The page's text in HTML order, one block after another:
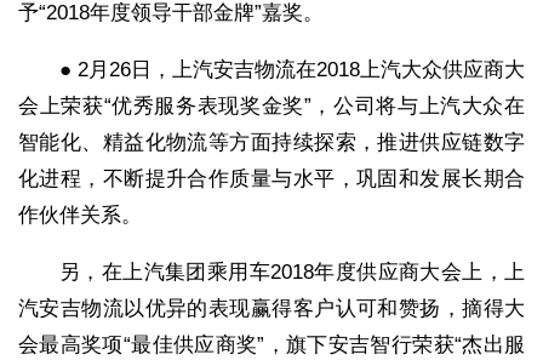
予“2018年度领导干部金牌”嘉奖。
● 2月26日，上汽安吉物流在2018上汽大众供应商大
会上荣获“优秀服务表现奖金奖”，公司将与上汽大众在
智能化、精益化物流等方面持续探索，推进供应链数字
化进程，不断提升合作质量与水平，巩固和发展长期合
作伙伴关系。
另，在上汽集团乘用车2018年度供应商大会上，上
汽安吉物流以优异的表现赢得客户认可和赞扬，摘得大
会最高奖项“最佳供应商奖”，旗下安吉智行荣获“杰出服